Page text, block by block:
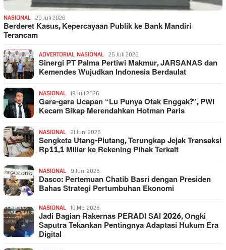
NASIONAL 29 Juli 2026
Berderet Kasus, Kepercayaan Publik ke Bank Mandiri
Terancam
ADVERTORIAL, NASIONAL 25 Juli 2026
Sinergi PT Palma Pertiwi Makmur, JARSANAS dan
Kemendes Wujudkan Indonesia Berdaulat
NASIONAL 19 Juli 2026
Gara-gara Ucapan “Lu Punya Otak Enggak?”, PWI
Kecam Sikap Merendahkan Hotman Paris
NASIONAL 21 Juni 2026
Sengketa Utang-Piutang, Terungkap Jejak Transaksi
Rp11,1 Miliar ke Rekening Pihak Terkait
NASIONAL 9 Juni 2026
Dasco: Pertemuan Chatib Basri dengan Presiden
Bahas Strategi Pertumbuhan Ekonomi
NASIONAL 10 Mei 2026
Jadi Bagian Rakernas PERADI SAI 2026, Ongki
Saputra Tekankan Pentingnya Adaptasi Hukum Era
Digital